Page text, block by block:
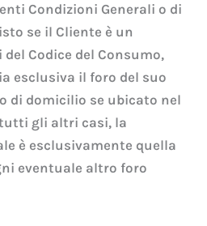
Condizioni Generali o di
se il Cliente è un
Codice del Consumo,
esclusiva il foro del suo
di domicilio se ubicato nel
gli altri casi, la
è esclusivamente quella
eventuale altro foro